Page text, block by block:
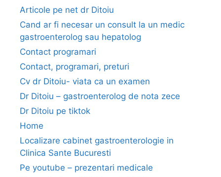
t
t
e
f
o
r
u
Articole pe net dr Ditoiu
Cand ar fi necesar un consult la un medic
gastroenterolog sau hepatolog
Contact programari
Contact, programari, preturi
Cv dr Ditoiu- viata ca un examen
Dr Ditoiu – gastroenterolog de nota zece
Dr Ditoiu pe tiktok
Home
Localizare cabinet gastroenterologie in
Clinica Sante Bucuresti
Pe youtube – prezentari medicale